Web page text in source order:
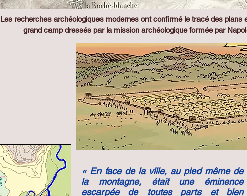
Les recherches archéologiques modernes ont confirmé le tracé des plans
grand camp dressés par la mission archéologique formée par
« En face de la ville, au pied même de
la montagne, était une éminence
escarpée de toutes parts et bien